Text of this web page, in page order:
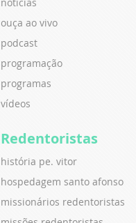
ouça ao vivo
podcast
programação
programas
vídeos
Redentoristas
história pe. vitor
hospedagem santo afonso
missionários redentoristas